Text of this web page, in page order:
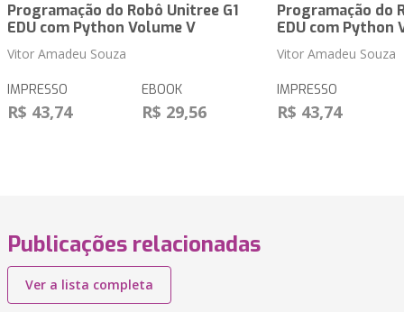
Programação do Robô Unitree G1
EDU com Python Volume V
Vitor Amadeu Souza
IMPRESSO
R$ 43,74
EBOOK
R$ 29,56
Programação do
EDU com Python
Vitor Amadeu Souza
IMPRESSO
R$ 43,74
Publicações relacionadas
Ver a lista completa